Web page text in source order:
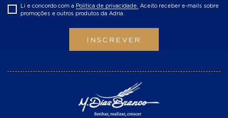
Li e concordo com a Politica de privacidade. Aceito receber e-mails sobre
promoções e outros produtos da Adria.
INSCREVER